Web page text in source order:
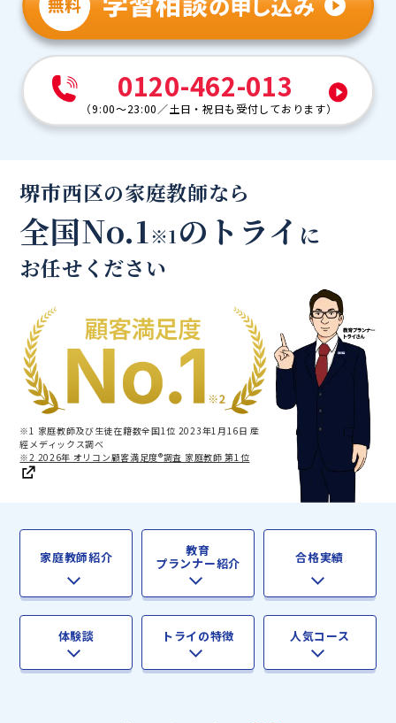
0120-462-013
（9:00～23:00／土日・祝日も受付しております）
堺市西区の家庭教師なら
全国No.1※1のトライ に
お任せください
※1 家庭教師及び生徒在籍数全国1位 2023年1月16日 産
經メディックス調べ
※2 2026年 オリコン顧客満足度®調査 家庭教師 第1位
家庭教師紹介 教育
プランナー紹介 合格実績
体験談 トライの特徴 人気コース